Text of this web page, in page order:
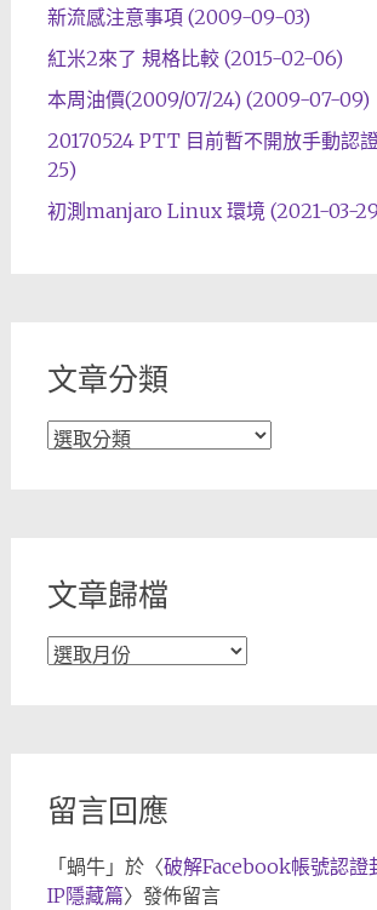
新流感注意事項 (2009-09-03)
紅米2來了 規格比較 (2015-02-06)
本周油價(2009/07/24) (2009-07-09)
20170524 PTT 目前暫不開放手動認
25)
初測manjaro Linux 環境 (2021-03-
文章分類
文
文章歸檔
文
留言回應
「 蝸牛」於〈破解Facebook帳號認證
IP隱藏篇〉發佈留言